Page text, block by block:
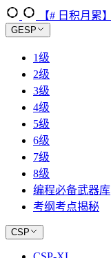
【# 日积月累】
GESP
1级
2级
3级
4级
5级
6级
7级
8级
编程必备武器库
考纲考点揭秘
CSP